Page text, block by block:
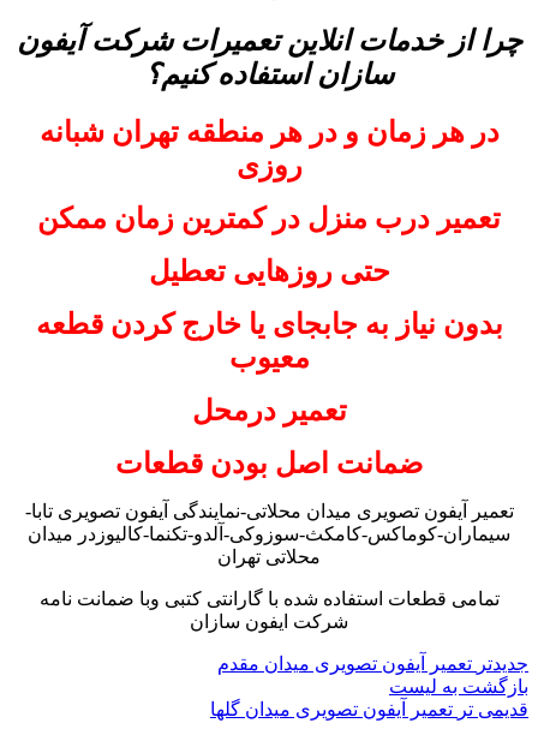
چرا از خدمات انلاین تعمیرات شرکت آیفون
سازان استفاده کنیم؟
در هر زمان و در هر منطقه تهران شبانه
روزی
تعمیر درب منزل در کمترین زمان ممکن
حتی روزهایی تعطیل
بدون نیاز به جابجای یا خارج کردن قطعه
معیوب
تعمیر درمحل
ضمانت اصل بودن قطعات
تعمیر آیفون تصویری میدان محلاتی-نمایندگی آیفون تصویری تابا-
سیماران-کوماکس-کامکث-سوزوکی-آلدو-تکنما-کالیوزدر میدان
محلاتی تهران
تمامی قطعات استفاده شده با گارانتی کتبی وبا ضمانت نامه
شرکت ایفون سازان
جدیدتر تعمیر آیفون تصویری میدان مقدم
بازگشت به لیست
قدیمی تر تعمیر آیفون تصویری میدان گلها